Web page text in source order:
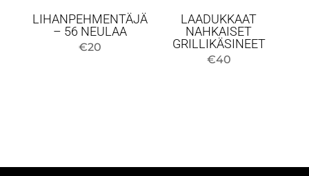
LIHANPEHMENTÄJÄ
– 56 NEULAA
€20
LAADUKKAAT
NAHKAISET
GRILLIKÄSINEET
€40